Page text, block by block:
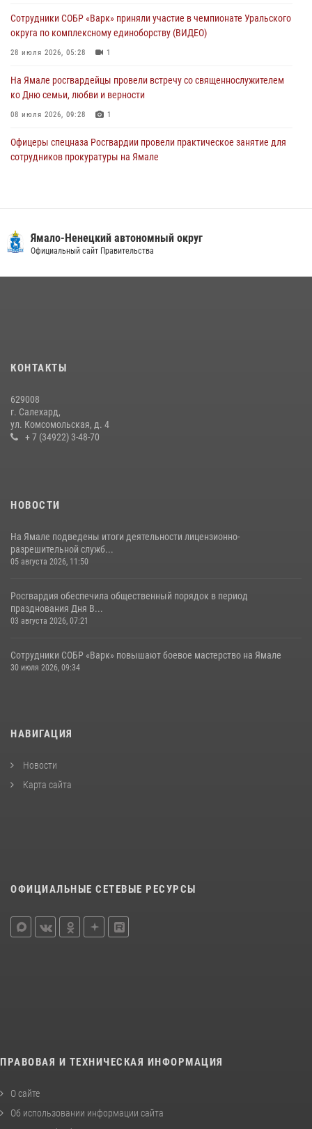
Сотрудники СОБР «Варк» приняли участие в чемпионате Уральского
округа по комплексному единоборству (ВИДЕО)
28 июля 2026, 05:28 1
На Ямале росгвардейцы провели встречу со священнослужителем
ко Дню семьи, любви и верности
08 июля 2026, 09:28 1
Офицеры спецназа Росгвардии провели практическое занятие для
сотрудников прокуратуры на Ямале
Сотрудники СОБР «Варк» повышают боевое мастерство на Ямале
На Ямале подведены итоги работы вневедомственной охраны
14 июля 2026, 06:53
Ямало-Ненецкий автономный округ
Официальный сайт Правительства
КОНТАКТЫ
629008
г. Салехард,
ул. Комсомольская, д. 4
+ 7 (34922) 3-48-70
НОВОСТИ
На Ямале подведены итоги деятельности лицензионно-
разрешительной служб...
05 августа 2026, 11:50
Росгвардия обеспечила общественный порядок в период
празднования Дня В...
03 августа 2026, 07:21
Сотрудники СОБР «Варк» повышают боевое мастерство на Ямале
30 июля 2026, 09:34
НАВИГАЦИЯ
Новости
Карта сайта
ОФИЦИАЛЬНЫЕ СЕТЕВЫЕ РЕСУРСЫ
ПРАВОВАЯ И ТЕХНИЧЕСКАЯ ИНФОРМАЦИЯ
О сайте
Об использовании информации сайта